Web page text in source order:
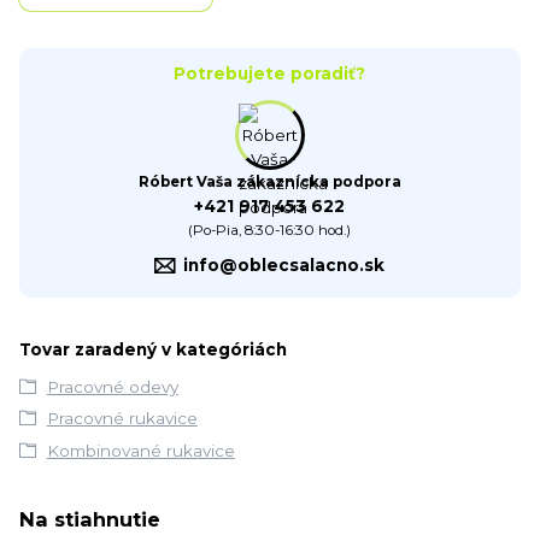
Potrebujete poradiť?
Róbert Vaša zákaznícka podpora
+421 917 453 622
(Po-Pia, 8:30-16:30 hod.)
info@oblecsalacno.sk
Tovar zaradený v kategóriách
Pracovné odevy
Pracovné rukavice
Kombinované rukavice
Na stiahnutie